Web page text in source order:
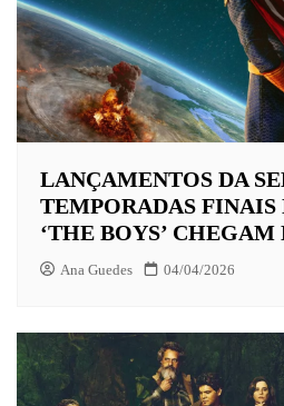
LANÇAMENTOS DA
TEMPORADAS FINAIS
‘THE BOYS’ CHEGAM
Ana Guedes 04/04/2026